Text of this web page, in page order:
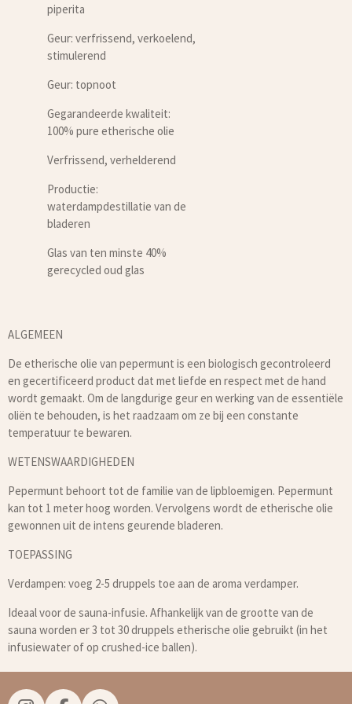
piperita
Geur: verfrissend, verkoelend,
stimulerend
Geur: topnoot
Gegarandeerde kwaliteit:
100% pure etherische olie
Verfrissend, verhelderend
Productie:
waterdampdestillatie van de
bladeren
Glas van ten minste 40%
gerecycled oud glas
ALGEMEEN
De etherische olie van pepermunt is een biologisch gecontroleerd
en gecertificeerd product dat met liefde en respect met de hand
wordt gemaakt. Om de langdurige geur en werking van de essentiële
oliën te behouden, is het raadzaam om ze bij een constante
temperatuur te bewaren.
WETENSWAARDIGHEDEN
Pepermunt behoort tot de familie van de lipbloemigen. Pepermunt
kan tot 1 meter hoog worden. Vervolgens wordt de etherische olie
gewonnen uit de intens geurende bladeren.
TOEPASSING
Verdampen: voeg 2-5 druppels toe aan de aroma verdamper.
Ideaal voor de sauna-infusie. Afhankelijk van de grootte van de
sauna worden er 3 tot 30 druppels etherische olie gebruikt (in het
infusiewater of op crushed-ice ballen).